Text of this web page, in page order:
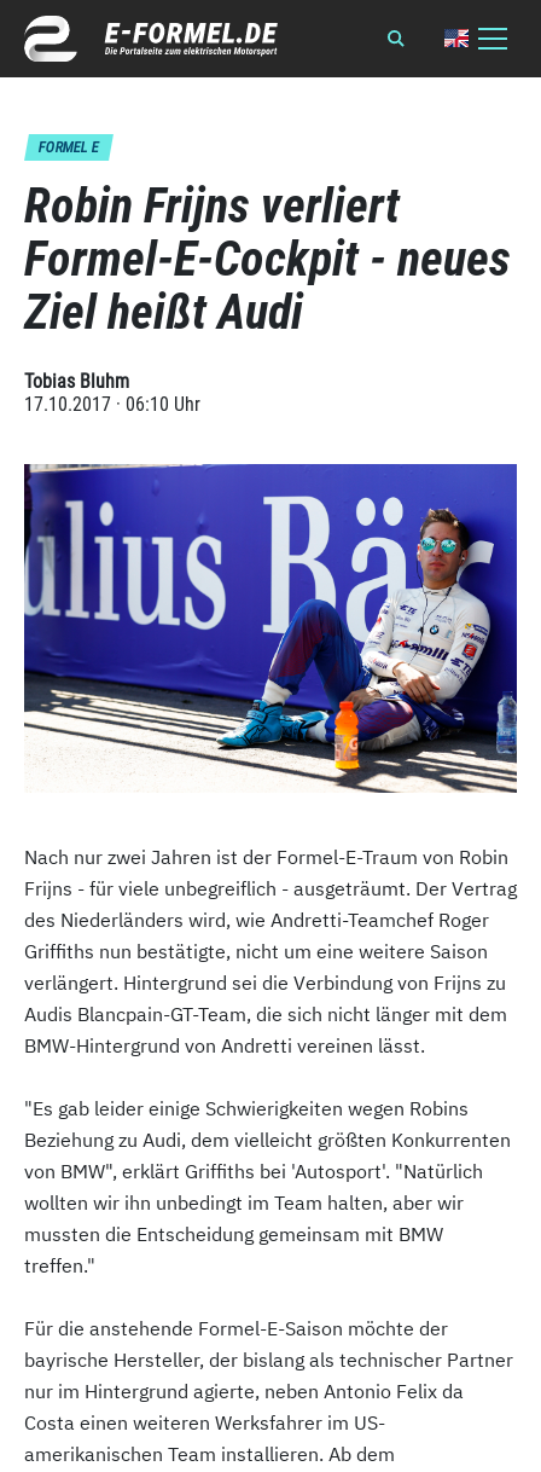
FORMEL E
Robin Frijns verliert
Formel-E-Cockpit - neues
Ziel heißt Audi
Tobias Bluhm
17.10.2017 · 06:10 Uhr
Nach nur zwei Jahren ist der Formel-E-Traum von Robin
Frijns - für viele unbegreiflich - ausgeträumt. Der Vertrag
des Niederländers wird, wie Andretti-Teamchef Roger
Griffiths nun bestätigte, nicht um eine weitere Saison
verlängert. Hintergrund sei die Verbindung von Frijns zu
Audis Blancpain-GT-Team, die sich nicht länger mit dem
BMW-Hintergrund von Andretti vereinen lässt.
"Es gab leider einige Schwierigkeiten wegen Robins
Beziehung zu Audi, dem vielleicht größten Konkurrenten
von BMW", erklärt Griffiths bei 'Autosport'. "Natürlich
wollten wir ihn unbedingt im Team halten, aber wir
mussten die Entscheidung gemeinsam mit BMW
treffen."
Für die anstehende Formel-E-Saison möchte der
bayrische Hersteller, der bislang als technischer Partner
nur im Hintergrund agierte, neben Antonio Felix da
Costa einen weiteren Werksfahrer im US-
amerikanischen Team installieren. Ab dem